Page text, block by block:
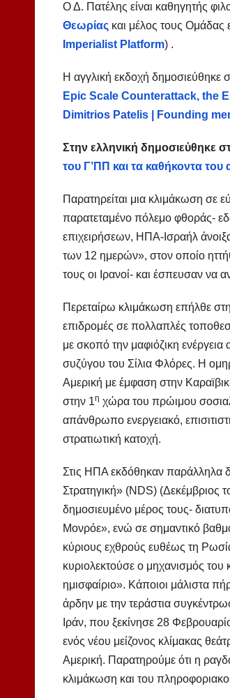
Ο Δ. Πατέλης είναι καθηγητής
Θεωρίας και μέλος τους Ομάδας
Imperialist Platform) .
Η αγγλική εκδοχή δημοσιεύθηκε
Epic Scale Counterattack, the
Dimitrios Patelis | Founding
Στην ελληνική δημοσιεύθηκε
του Γ’ΠΠ και τα καθήκοντα του
Παρατηρείται μια κλιμάκωση σε
παρατεταμένο πόλεμο φθοράς-
επιχειρήσεων, ΗΠΑ-Ισραήλ
των 12 ημερών», στον οποίο
τους οι Ιρανοί- και έσπευσαν
Περεταίρω κλιμάκωση επήλθε
επιδρομές σε πολλαπλές
με σκοπό την μαφιόζικη
συζύγου του Σίλια Φλόρες. Η
Αμερική με έμφαση στην
στην 1η χώρα του πρώιμου
απάνθρωπο ενεργειακό,
στρατιωτική κατοχή.
Στις ΗΠΑ εκδόθηκαν παράλληλα
Στρατηγική» (NDS) (Δεκέμβριος
δημοσιευμένο μέρος τους-
Μονρόε», ενώ σε σημαντικό
κύριους εχθρούς ευθέως τη
κυριολεκτούσε ο μηχανισμός
ημισφαίριο». Κάποιοι μάλιστα
άρδην με την τεράστια
Ιράν, που ξεκίνησε 28
ενός νέου μείζονος κλίμακας
Αμερική. Παρατηρούμε ότι η
κλιμάκωση και του